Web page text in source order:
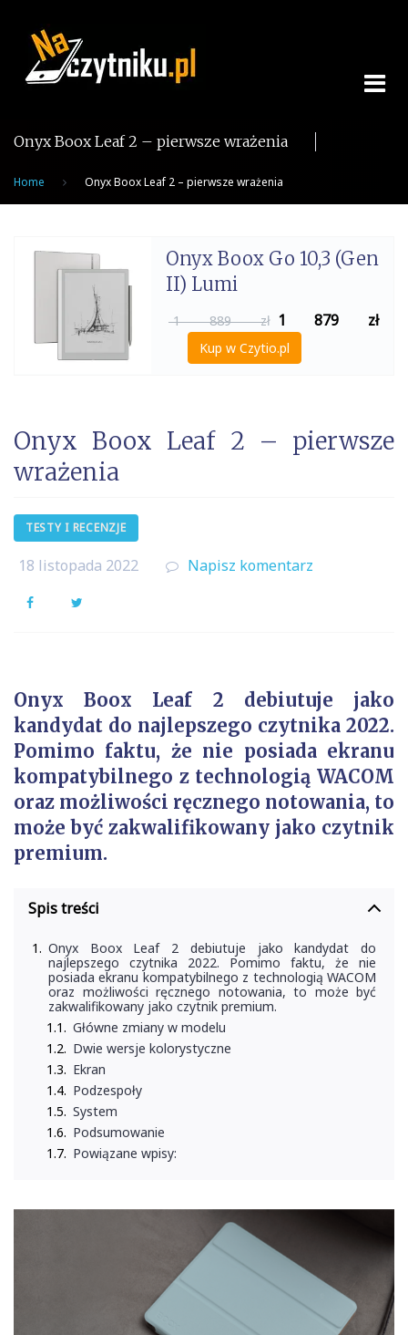
content
Onyx Boox Leaf 2 – pierwsze wrażenia
Home Onyx Boox Leaf 2 – pierwsze wrażenia
Onyx Boox Go 10,3 (Gen
II) Lumi
1 889 zł 1 879 zł
Kup w Czytio.pl
Onyx Boox Leaf 2 – pierwsze
wrażenia
TESTY I RECENZJE
18 listopada 2022 Napisz komentarz
Facebook
Onyx Boox Leaf 2 debiutuje jako
kandydat do najlepszego czytnika 2022.
Pomimo faktu, że nie posiada ekranu
kompatybilnego z technologią WACOM
oraz możliwości ręcznego notowania, to
może być zakwalifikowany jako czytnik
premium.
Spis treści
Onyx Boox Leaf 2 debiutuje jako kandydat do
najlepszego czytnika 2022. Pomimo faktu, że nie
posiada ekranu kompatybilnego z technologią WACOM
oraz możliwości ręcznego notowania, to może być
zakwalifikowany jako czytnik premium.
Główne zmiany w modelu
Dwie wersje kolorystyczne
Ekran
Podzespoły
System
Podsumowanie
Powiązane wpisy: